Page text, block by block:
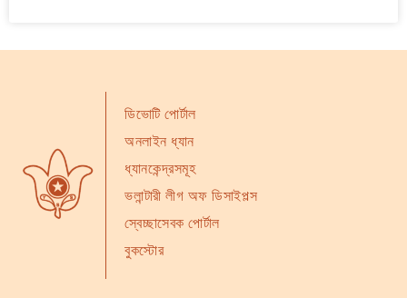
ডিভোটি পোর্টাল
অনলাইন ধ্যান
ধ্যানকেন্দ্রসমূহ
ভলান্টারী লীগ অফ ডিসাইপল্স
স্বেচ্ছাসেবক পোর্টাল
বুকস্টোর